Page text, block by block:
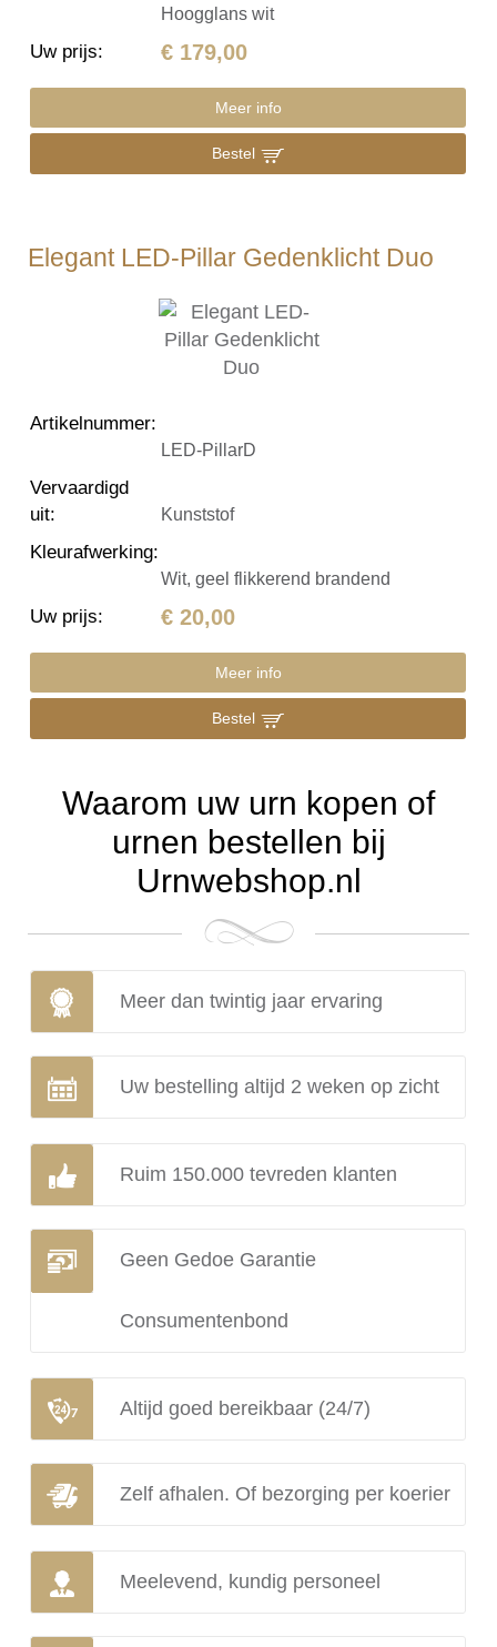
Hoogglans wit
Uw prijs: € 179,00
Meer info
Bestel
Elegant LED-Pillar Gedenklicht Duo
Artikelnummer:
LED-PillarD
Vervaardigd
uit: Kunststof
Kleurafwerking:
Wit, geel flikkerend brandend
Uw prijs: € 20,00
Meer info
Bestel
Waarom uw urn kopen of
urnen bestellen bij
Urnwebshop.nl
Meer dan twintig jaar ervaring
Uw bestelling altijd 2 weken op zicht
Ruim 150.000 tevreden klanten
Geen Gedoe Garantie
Consumentenbond
Altijd goed bereikbaar (24/7)
Zelf afhalen. Of bezorging per koerier
Meelevend, kundig personeel